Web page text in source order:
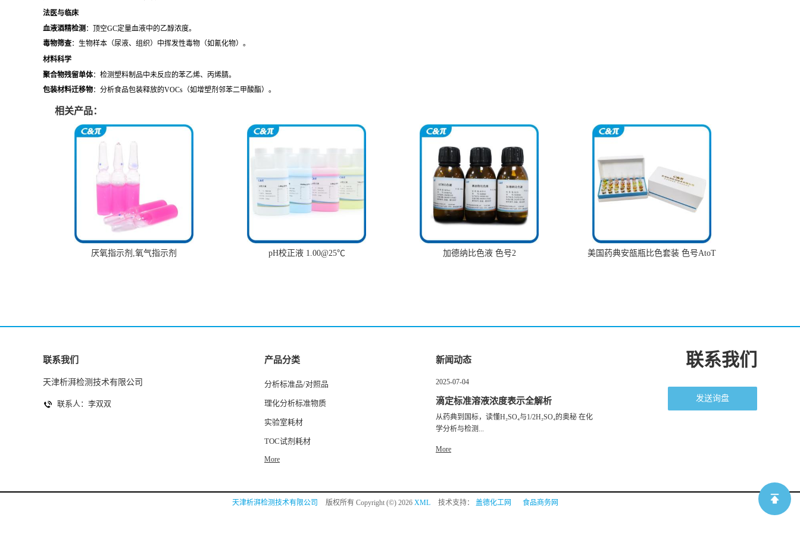
法医与临床
血液酒精检测 ：顶空GC定量血液中的乙醇浓度。
毒物筛查：生物样本（尿液、组织）中挥发性毒物（如氰化物）。
材料科学
聚合物残留单体：检测塑料制品中未反应的苯乙烯、丙烯腈。
包装材料迁移物：分析食品包装释放的VOCs（如增塑剂邻苯二甲酸酯）。
相关产品：
厌氧指示剂,氧气指示剂 pH校正液 1.00@25℃ 加德纳比色液 色号2 美国药典安瓿瓶比色套装 色号AtoT
联系我们
天津析湃检测技术有限公司
联系人：李双双
产品分类
分析标准品/对照品
理化分析标准物质
实验室耗材
TOC试剂耗材
More
新闻动态
2025-07-04
滴定标准溶液浓度表示全解析
从药典到国标，读懂H₂SO₄与1/2H₂SO₄的奥秘 在化
学分析与检测...
More
联系我们
发送询盘
天津析湃检测技术有限公司 版权所有 Copyright (©) 2026 XML 技术支持： 盖德化工网 食品商务网